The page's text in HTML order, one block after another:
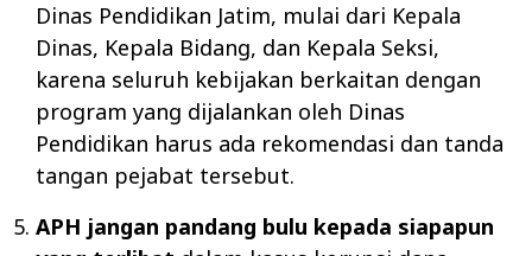
Dinas Pendidikan Jatim, mulai dari Kepala
Dinas, Kepala Bidang, dan Kepala Seksi,
karena seluruh kebijakan berkaitan dengan
program yang dijalankan oleh Dinas
Pendidikan harus ada rekomendasi dan tanda
tangan pejabat tersebut.
APH jangan pandang bulu kepada siapapun